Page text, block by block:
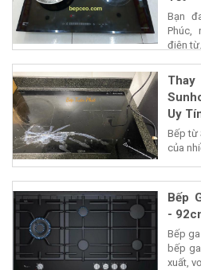
Bạn
Phúc,
điện
Uy
Bếp từ
của
Bếp
-
Bếp
bếp
xuất,